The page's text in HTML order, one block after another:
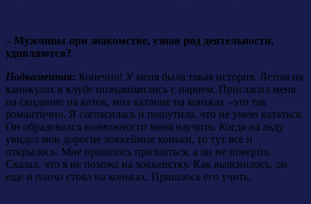
– Мужчины при знакомстве, узнав род деятельности,
удивляются?
Подкаменная: Конечно! У меня была такая история. Летом на
каникулах в клубе познакомились с парнем. Пригласил меня
на свидание на каток, мол катание на коньках –это так
романтично. Я согласилась и пошутила, что не умею кататься.
Он обрадовался возможности меня научить. Когда на льду
увидел мои дорогие хоккейные коньки, то тут всё и
открылось. Мне пришлось признаться, а он не поверил.
Сказал, что я не похожа на хоккеистку. Как выяснилось, он
еще и плохо стоял на коньках. Пришлось его учить.